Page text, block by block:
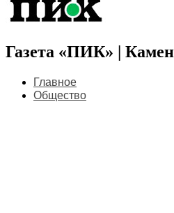
Газета «ПИК» |
Главное
Общество